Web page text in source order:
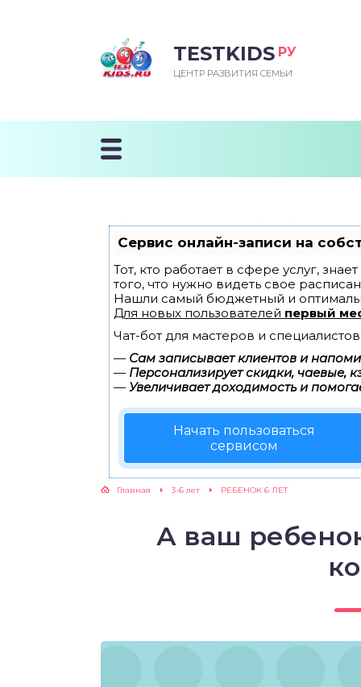
TESTKIDS РУ
ЦЕНТР РАЗВИТИЯ СЕМЬИ
Сервис онлайн-записи на
Тот, кто работает в сфере услуг,
того, что нужно видеть свое
Нашли самый бюджетный и
Для новых пользователей первый
Чат-бот для мастеров и
— Сам записывает клиентов и
— Персонализирует скидки, чаевые,
— Увеличивает доходимость и
Начать пользоваться
сервисом
Главная 3-6 лет РЕБЕНОК 6 ЛЕТ
А ваш
МЕСЯЦ
ПЕРВОГО
УЧИТСЯ
ПОСЛЕ ГОДА
К ШКОЛЕ
ДОШКОЛЬНИКА
ШКОЛА
ШКОЛЬНИКА
ШКОЛЬНИКА